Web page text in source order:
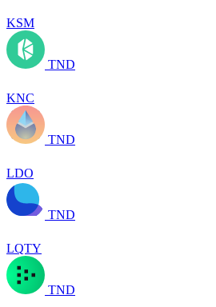
KSM
TND
KNC
TND
LDO
TND
LQTY
TND